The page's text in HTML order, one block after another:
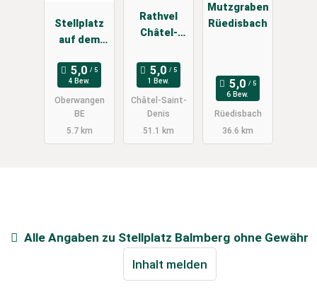
Stellplatz
auf dem
4 Bew.
Oberwangen
BE
5.7 km
Rathvel
Châtel-
1 Bew.
Châtel-Saint-
Denis
51.1 km
Mutzgraben
Rüedisbach
6 Bew.
Rüedisbach
36.6 km
Alle Angaben zu Stellplatz Balmberg ohne Gewähr
Inhalt melden